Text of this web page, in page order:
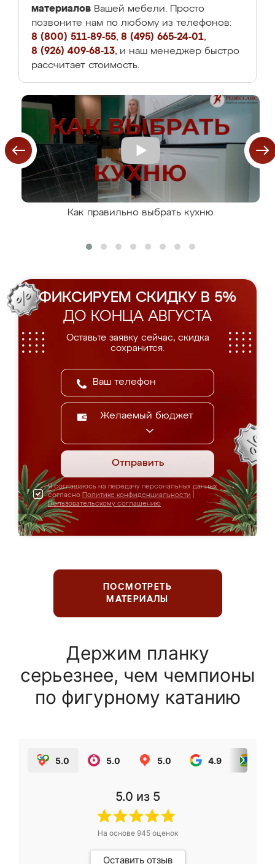
материалов Вашей мебели. Просто
позвоните нам по любому из телефонов:
8 (800) 511-89-55, 8 (495) 665-24-01,
8 (926) 409-68-13, и наш менеджер быстро
рассчитает стоимость.
Как правильно выбрать кухню
ФИКСИРУЕМ СКИДКУ В 5%
ДО КОНЦА АВГУСТА
Оставьте заявку сейчас, скидка
сохранится.
Желаемый бюджет
Отправить
Я соглашаюсь на передачу персональных данных
согласно Политике конфиденциальности
Пользовательскому соглашению
ПОСМОТРЕТЬ
МАТЕРИАЛЫ
Держим планку
серьезнее, чем чемпионы
по фигурному катанию
5.0 5.0 5.0 4.9
5.0 из 5
На основе 945оценок
Оставить отзыв